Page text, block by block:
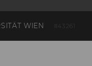
WIEN #43261
visits.
Certain data